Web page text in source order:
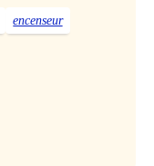
encenseur